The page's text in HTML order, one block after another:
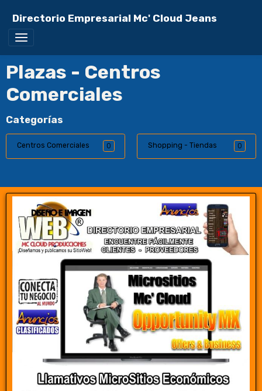
Directorio Empresarial Mc' Cloud Jeans
Plazas - Centros
Comerciales
Categorías
Centros Comerciales 0 Shopping - Tiendas 0